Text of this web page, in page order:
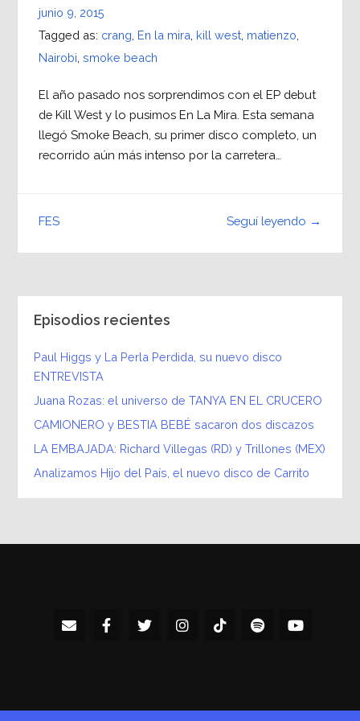
junio 9, 2015
Tagged as: crang En la mira kill west, matienzo
Nairobi smoke beach
El año pasado nos sorprendimos con el EP debut
de Kill West y lo pusimos En La Mira. Esta semana
llegó Smoke Beach, su primer disco completo, un
recorrido aún más intenso por la carretera…
Seguí leyendo →
FES
Episodios recientes
Paul Higgs y La Perla Perdida, su nuevo disco
ENTREVISTA
Juana Rozas: el universo de TANYA EN EL CRUCERO
CAMIONERO y BESTIA BEBÉ sacaron dos discazos
LA EMBAJADA: Richard Villegas (RD) y Trillones (MEX)
Analizamos Hijo del País, el nuevo disco de Carrito